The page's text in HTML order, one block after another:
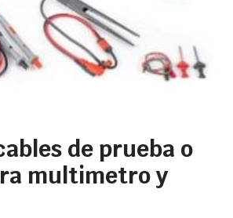
de prueba o
multimetro y